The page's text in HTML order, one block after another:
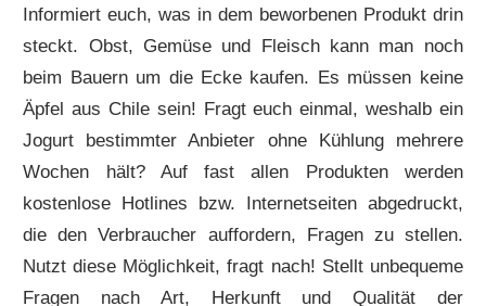
Informiert euch, was in dem beworbenen Produkt drin
steckt. Obst, Gemüse und Fleisch kann man noch
beim Bauern um die Ecke kaufen. Es müssen keine
Äpfel aus Chile sein! Fragt euch einmal, weshalb ein
Jogurt bestimmter Anbieter ohne Kühlung mehrere
Wochen hält? Auf fast allen Produkten werden
kostenlose Hotlines bzw. Internetseiten abgedruckt,
die den Verbraucher auffordern, Fragen zu stellen.
Nutzt diese Möglichkeit, fragt nach! Stellt unbequeme
Fragen nach Art, Herkunft und Qualität der